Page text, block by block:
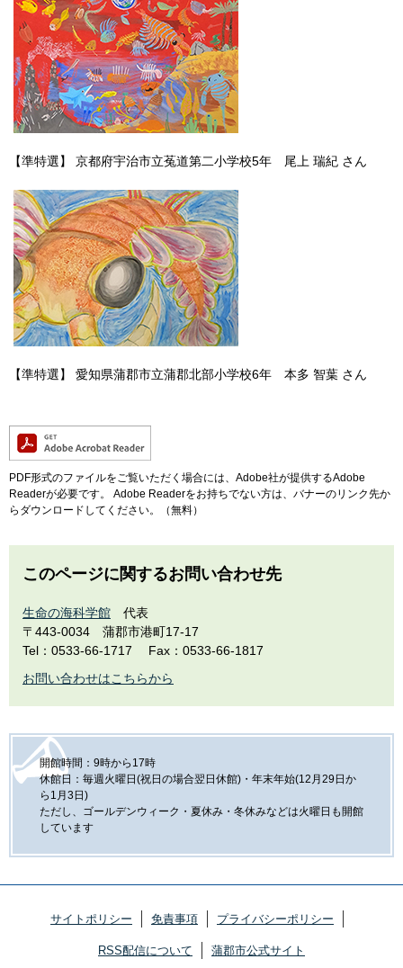
【準特選】 京都府宇治市立菟道第二小学校5年 尾上 瑞紀 さん
【準特選】 愛知県蒲郡市立蒲郡北部小学校6年 本多 智葉 さん
PDF形式のファイルをご覧いただく場合には、Adobe社が提供するAdobe
Readerが必要です。
Adobe Readerをお持ちでない方は、バナーのリンク先か
らダウンロードしてください。（無料）
このページに関するお問い合わせ先
生命の海科学館
代表
〒443-0034
蒲郡市港町17-17
Tel：0533-66-1717
Fax：0533-66-1817
お問い合わせはこちらから
開館時間：9時から17時
休館日：毎週火曜日(祝日の場合翌日休館)・年末年始(12月29日か
ら1月3日)
ただし、ゴールデンウィーク・夏休み・冬休みなどは火曜日も開館
しています
サイトポリシー 免責事項 プライバシーポリシー
RSS配信について 蒲郡市公式サイト